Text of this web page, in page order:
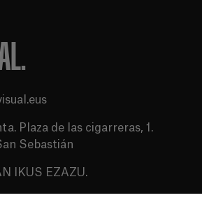
Plaza de las cigarreras, 1.
Sebastián
IKUS EZAZU.